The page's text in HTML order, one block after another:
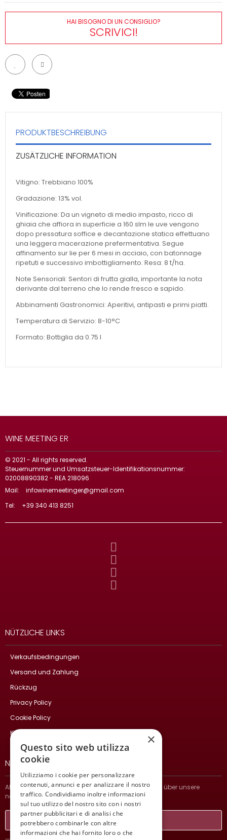
HAI BISOGNO DI UN CONSIGLIO?
SCRIVICI!
PRODUKTBESCHREIBUNG
ZUSÄTZLICHE INFORMATION
Vitigno: Trebbiano 100%
Gradazione: 13% vol.
Vinificazione: Da un vigneto di medio impasto, ricco di
ghiaia che affiora in superficie a 160 slm le uve vengono
dopo pressatura soffice e decantazione statica effettuano
una leggera macerazione prefermentativa. Segue
affinamento sur lie per 6 mesi in acciaio, con batonnage
ripetuti e successivo imbottigliamento. Resa: 8 t/ha.
Note Sensoriali: Sentori di frutta gialla, importante la nota
derivante dal terreno che lo rende fresco e sapido.
Abbinamenti Gastronomici: Aperitivi, antipasti e primi piatti.
Temperatura di Servizio: 8-10°C
Formato: Bottiglia da 0.75 l
WINE MEETING ER
© 2021 - All rights reserved.
Steuernummer und Umsatzsteuer-Identifikationsnummer:
02008890382 - REA 218096
Mail:
infowinemeetinger@gmail.com
Tel:
+39 340 413 8251
NÜTZLICHE LINKS
Verkaufsbedingungen
Versand und Zahlung
Rückzug
Privacy Policy
Cookie Policy
Kontakte
NEWSLETTER
Abonnieren Sie und bleiben Sie auf dem Laufenden über unsere
neuesten Nachrichten.
×
Questo sito web utilizza
cookie
Utilizziamo i cookie per personalizzare
contenuti, annunci e per analizzare il nostro
traffico. Condividiamo inoltre informazioni
sul tuo utilizzo del nostro sito con i nostri
partner pubblicitari e di analisi che
potrebbero combinarle con altre
informazioni che hai fornito loro o che